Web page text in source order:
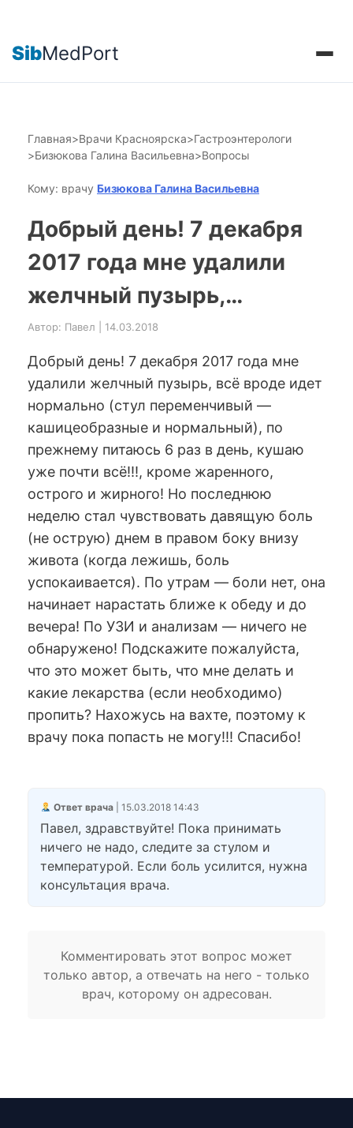
SibMedPort
Главная>Врачи Красноярска>Гастроэнтерологи
>Бизюкова Галина Васильевна>Вопросы
Кому: врачу Бизюкова Галина Васильевна
Добрый день! 7 декабря
2017 года мне удалили
желчный пузырь,…
Автор: Павел | 14.03.2018
Добрый день! 7 декабря 2017 года мне
удалили желчный пузырь, всё вроде идет
нормально (стул переменчивый —
кашицеобразные и нормальный), по
прежнему питаюсь 6 раз в день, кушаю
уже почти всё!!!, кроме жаренного,
острого и жирного! Но последнюю
неделю стал чувствовать давящую боль
(не острую) днем в правом боку внизу
живота (когда лежишь, боль
успокаивается). По утрам — боли нет, она
начинает нарастать ближе к обеду и до
вечера! По УЗИ и анализам — ничего не
обнаружено! Подскажите пожалуйста,
что это может быть, что мне делать и
какие лекарства (если необходимо)
пропить? Нахожусь на вахте, поэтому к
врачу пока попасть не могу!!! Спасибо!
Ответ врача| 15.03.2018 14:43
Павел, здравствуйте! Пока принимать
ничего не надо, следите за стулом и
температурой. Если боль усилится, нужна
консультация врача.
Комментировать этот вопрос может
только автор, а отвечать на него - только
врач, которому он адресован.